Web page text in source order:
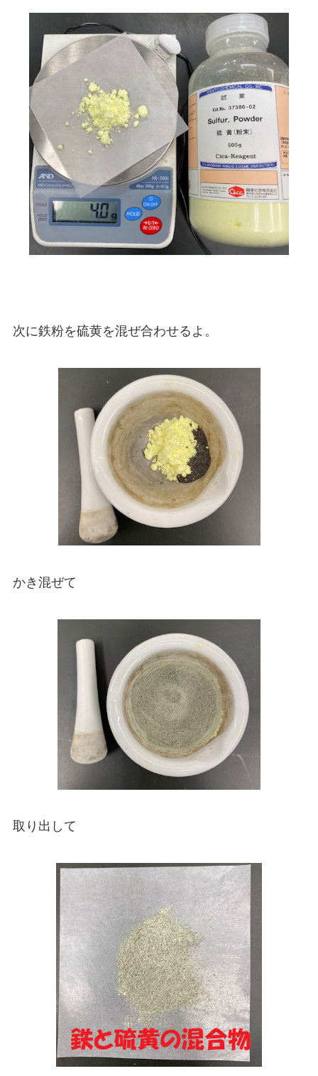
次に鉄粉を硫黄を混ぜ合わせるよ。
かき混ぜて
取り出して